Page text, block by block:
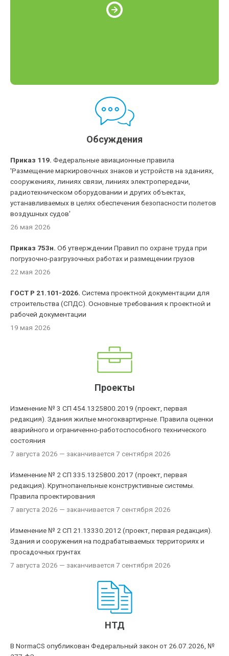
Обсуждения
Приказ 119. Федеральные авиационные правила
'Размещение маркировочных знаков и устройств на зданиях,
сооружениях, линиях связи, линиях электропередачи,
радиотехническом оборудовании и других объектах,
устанавливаемых в целях обеспечения безопасности полетов
воздушных судов'
26 мая 2026
Приказ 753н. Об утверждении Правил по охране труда при
погрузочно-разгрузочных работах и размещении грузов
22 мая 2026
ГОСТ Р 21.101-2026. Система проектной документации для
строительства (СПДС). Основные требования к проектной и
рабочей документации
19 мая 2026
Проекты
Изменение № 3 СП 454.1325800.2019 (проект, первая
редакция). Здания жилые многоквартирные. Правила оценки
аварийного и ограниченно-работоспособного технического
состояния
7 августа 2026 — заканчивается 7 сентября 2026
Изменение № 2 СП 335.1325800.2017 (проект, первая
редакция). Крупнопанельные конструктивные системы.
Правила проектирования
7 августа 2026 — заканчивается 7 сентября 2026
Изменение № 2 СП 21.13330.2012 (проект, первая редакция).
Здания и сооружения на подрабатываемых территориях и
просадочных грунтах
7 августа 2026 — заканчивается 7 сентября 2026
НТД
В NormaCS опубликован Федеральный закон от 26.07.2026, №